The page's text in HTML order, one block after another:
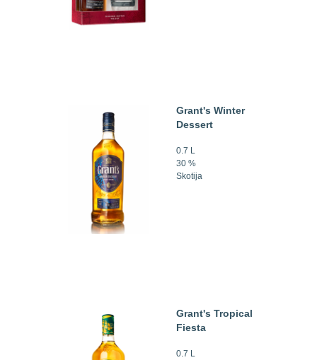
Grant's Winter
Dessert
0.7 L
30 %
Skotija
Grant's Tropical
Fiesta
0.7 L